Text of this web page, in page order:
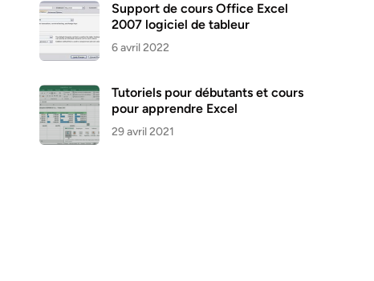
Support de cours Office Excel
2007 logiciel de tableur
6 avril 2022
Tutoriels pour débutants et cours
pour apprendre Excel
29 avril 2021